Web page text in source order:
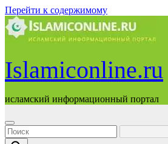
Перейти к содержимому
Islamiconline.ru
исламский информационный портал